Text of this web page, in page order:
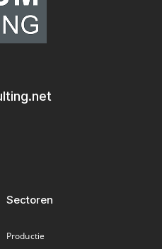
Sectoren
Productie